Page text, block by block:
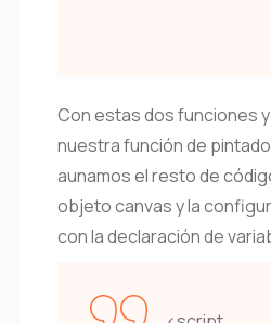
Con estas dos funciones
nuestra función de
aunamos el resto de
objeto canvas y la
con la declaración de